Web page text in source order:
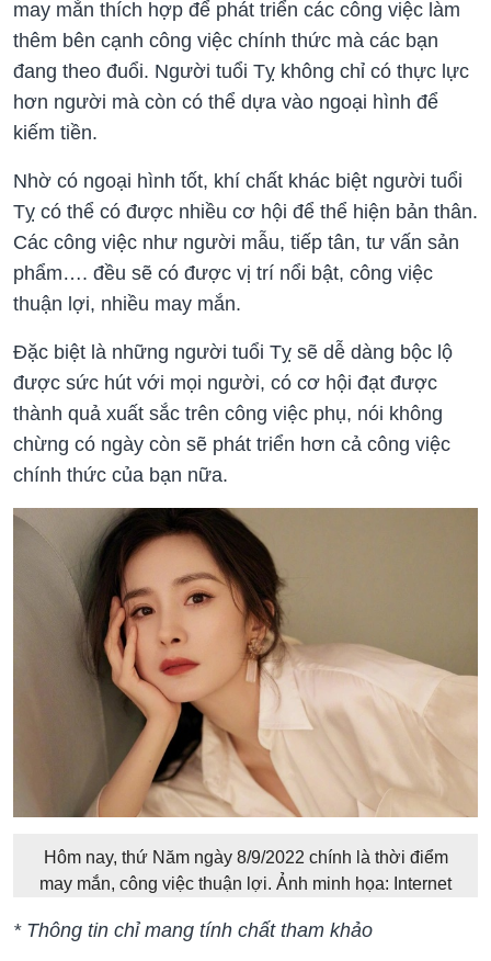
may mắn thích hợp để phát triển các công việc làm
thêm bên cạnh công việc chính thức mà các bạn
đang theo đuổi. Người tuổi Tỵ không chỉ có thực lực
hơn người mà còn có thể dựa vào ngoại hình để
kiếm tiền.
Nhờ có ngoại hình tốt, khí chất khác biệt người tuổi
Tỵ có thể có được nhiều cơ hội để thể hiện bản thân.
Các công việc như người mẫu, tiếp tân, tư vấn sản
phẩm…. đều sẽ có được vị trí nổi bật, công việc
thuận lợi, nhiều may mắn.
Đặc biệt là những người tuổi Tỵ sẽ dễ dàng bộc lộ
được sức hút với mọi người, có cơ hội đạt được
thành quả xuất sắc trên công việc phụ, nói không
chừng có ngày còn sẽ phát triển hơn cả công việc
chính thức của bạn nữa.
Hôm nay, thứ Năm ngày 8/9/2022 chính là thời điểm
may mắn, công việc thuận lợi. Ảnh minh họa: Internet
* Thông tin chỉ mang tính chất tham khảo